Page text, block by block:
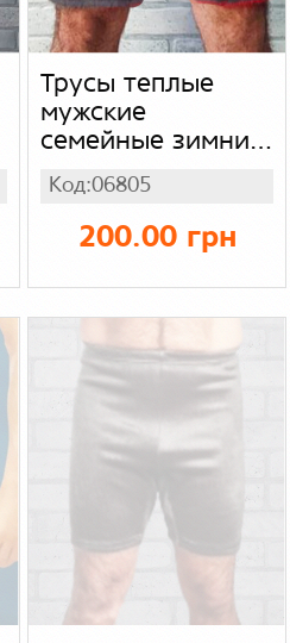
Трусы теплые
мужские
семейные зимние,
меховые серые в
полоску
Код:06805
200.00 грн